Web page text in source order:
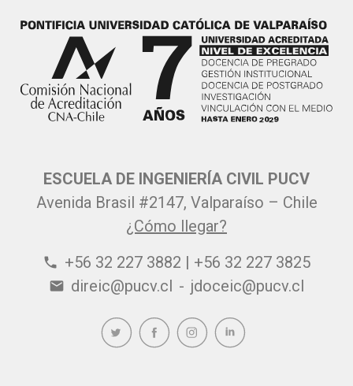
ESCUELA DE INGENIERÍA CIVIL PUCV
Avenida Brasil #2147, Valparaíso – Chile
¿Cómo llegar?
phone +56 32 227 3882 | +56 32 227 3825
email direic@pucv.cl - jdoceic@pucv.cl